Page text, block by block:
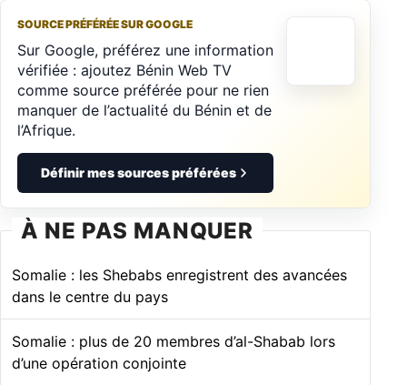
SOURCE PRÉFÉRÉE SUR GOOGLE
Sur Google, préférez une information
vérifiée : ajoutez Bénin Web TV
comme source préférée pour ne rien
manquer de l’actualité du Bénin et de
l’Afrique.
Définir mes sources préférées
À NE PAS MANQUER
Somalie : les Shebabs enregistrent des avancées
dans le centre du pays
Somalie : plus de 20 membres d’al-Shabab lors
d’une opération conjointe